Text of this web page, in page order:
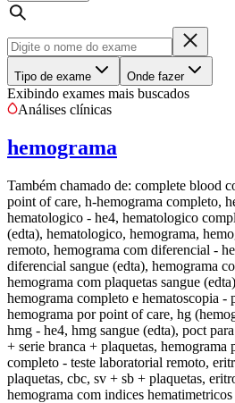
Tipo de exame Onde fazer
Exibindo exames mais buscados
Análises clínicas
hemograma
Também chamado de: complete blood
point of care, h-hemograma completo,
hematologico - he4, hematologico
(edta), hematologico, hemograma,
remoto, hemograma com diferencial -
diferencial sangue (edta), hemograma
hemograma com plaquetas sangue
hemograma completo e hematoscopia -
hemograma por point of care, hg
hmg - he4, hmg sangue (edta), poct
+ serie branca + plaquetas, hemograma
completo - teste laboratorial remoto,
plaquetas, cbc, sv + sb + plaquetas,
hemograma com indices